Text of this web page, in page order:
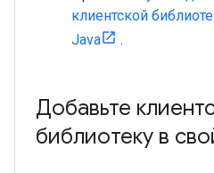
клиентской
Java
.
Добавьте
библиотеку в